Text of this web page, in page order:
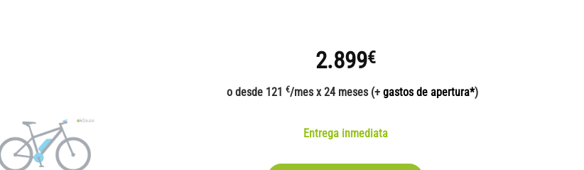
2.899€
o desde 121 €/mes x 24 meses (+ gastos de apertura*)
Entrega inmediata